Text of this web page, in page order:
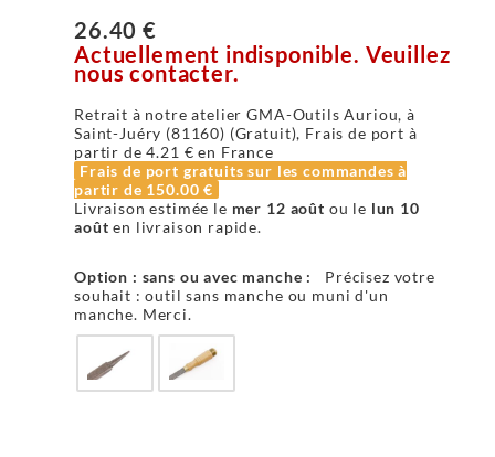
26.40 €
Actuellement indisponible. Veuillez
nous contacter.
Retrait à notre atelier GMA-Outils Auriou, à
Saint-Juéry (81160) (Gratuit), Frais de port à
partir de4.21 € en France
Frais de port gratuits sur les commandes à
partir de 150.00 €
Livraison estimée le mer 12 août ou le lun 10
août en livraison rapide.
Option : sans ou avec manche :
Précisez votre
souhait : outil sans manche ou muni d'un
manche. Merci.